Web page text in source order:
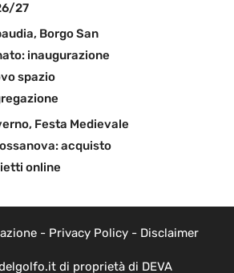
27
Borgo San
inaugurazione
spazio
Festa Medievale
acquisto
online
- Privacy Policy- Disclaimer
di proprietà di DEVA